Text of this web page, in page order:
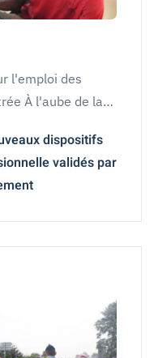
l'emploi des
À l'aube de la…
dispositifs
validés par